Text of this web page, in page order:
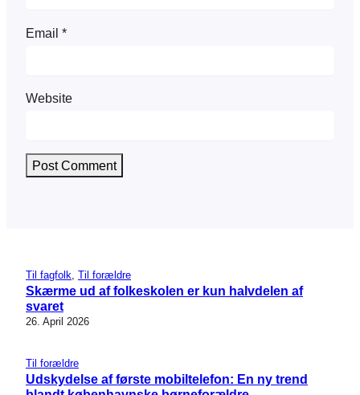
Email *
Website
Til fagfolk, Til forældre
Skærme ud af folkeskolen er kun halvdelen af
svaret
26. April 2026
Til forældre
Udskydelse af første mobiltelefon: En ny trend